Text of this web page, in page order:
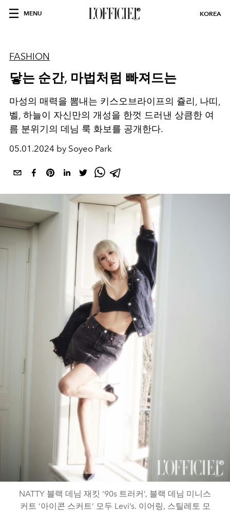
MENU KOREA
FASHION
닿는 순간, 마법처럼 빠져드는
마성의 매력을 뽐내는 키스오브라이프의 쥴리, 나띠,
벨, 하늘이 자신만의 개성을 한껏 드러낸 상큼한 여
름 분위기의 데님 룩 화보를 공개한다.
05.01.2024 by Soyeo Park
NATTY 블랙 데님 재킷 ‘90s 트러커’, 블랙 데님 미니스
커트 ‘아이콘 스커트’ 모두 Levi’s. 이어링, 스틸레토 모